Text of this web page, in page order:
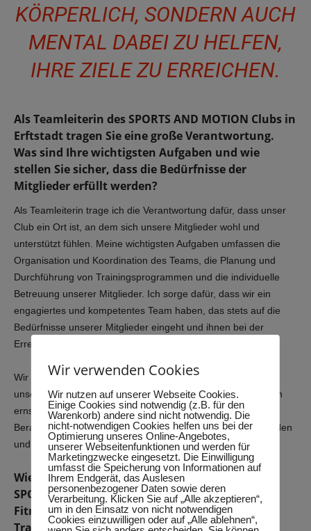
ÖRPERLICH, SONDERN AUCH M
ENTAL DABEI ZU HELFEN, I
HRE ZIELE ZU ERREICHEN.
Als Teamleiterin des SPORTS AND MOTION Clubs in
Erftstadt tragen Sie eine große Verantwortung.
Was sind Ihre wichtigsten Aufgaben und wie
stellen Sie sicher, dass die Bedürfnisse der
Mitglieder erfüllt werden?
Als Teamleiterin trage ich die Verantwortung dafür, dass unser
Club ein Ort ist, an dem sich unsere Mitglieder wohl und
unterstützt fühlen. Meine wichtigsten Aufgaben umfassen die
Organisation und Koordination des Teams, die Planung und
Durchführung von Trainingsprogrammen und die individuelle
Betreuung unserer Mitglieder. Ich sorge dafür, dass wir ein
engagiertes und kompetentes Team haben, das stets auf die
Bedürfnisse unserer Mitglieder eingeht und ihnen bei der
Erreichung ihrer Ziele zur Seite steht.
Wir legen großen Wert auf regelmäßiges Feedback von
unseren Mitgliedern und nehmen ihre Wünsche und Anliegen
ernst. Durch eine offene Kommunikation und individuelle
Beratung stellen wir sicher, dass ihre Bedürfnisse erfüllt werden
und sie sich bei uns gut aufgehoben fühlen.
Wie integrieren Sie als Gesundheitsexpertin bei
SPORTS AND MOTION den Aspekt der mentalen
Fitness und Entspannung in Ihre
Trainingsprogramme?
Wir verwenden Cookies
Wir nutzen auf unserer Webseite Cookies.
Einige Cookies sind notwendig (z.B. für den
Warenkorb) andere sind nicht notwendig. Die
nicht-notwendigen Cookies helfen uns bei der
Optimierung unseres Online-Angebotes,
unserer Webseitenfunktionen und werden für
Marketingzwecke eingesetzt. Die Einwilligung
umfasst die Speicherung von Informationen auf
Ihrem Endgerät, das Auslesen
personenbezogener Daten sowie deren
Verarbeitung. Klicken Sie auf „Alle akzeptieren“,
um in den Einsatz von nicht notwendigen
Cookies einzuwilligen oder auf „Alle ablehnen“,